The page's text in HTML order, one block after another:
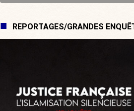
REPORTAGES/GRANDES